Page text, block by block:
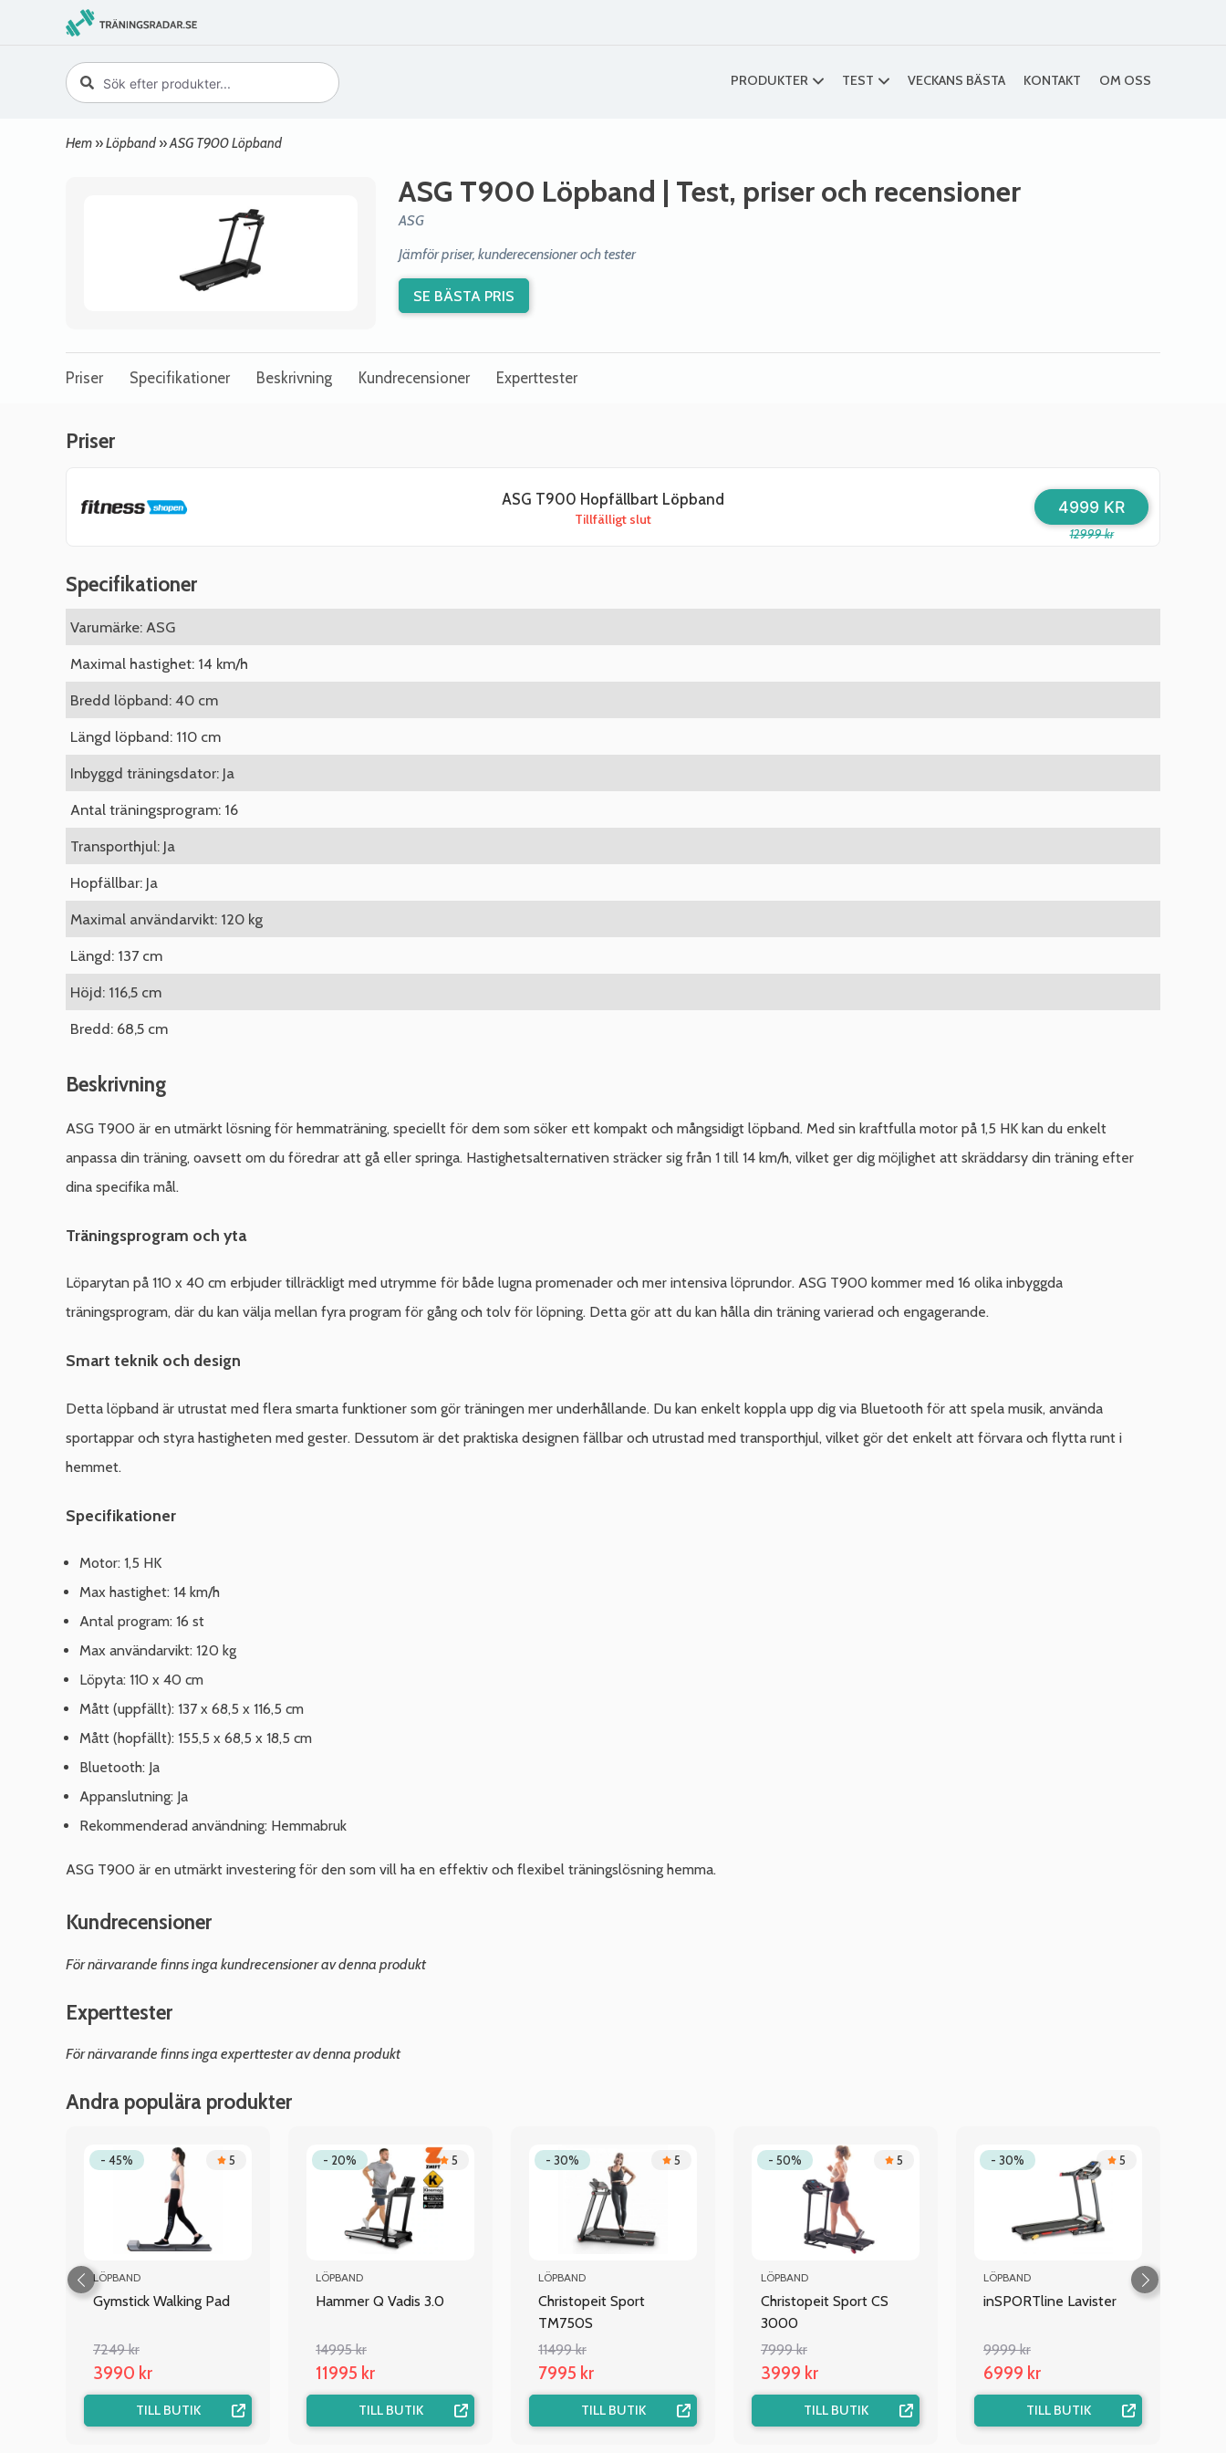
PRODUKTER TEST VECKANS BÄSTA KONTAKT OM OSS
Hem »Löpband »ASG T900 Löpband
ASG T900 Löpband | Test, priser och recensioner
ASG
Jämför priser, kunderecensioner och tester
SE BÄSTA PRIS
Priser Specifikationer Beskrivning Kundrecensioner Experttester
Priser
ASG T900 Hopfällbart Löpband
Tillfälligt slut
12999 kr
4999 KR
Specifikationer
Varumärke: ASG
Maximal hastighet: 14 km/h
Bredd löpband: 40 cm
Längd löpband: 110 cm
Inbyggd träningsdator: Ja
Antal träningsprogram: 16
Transporthjul: Ja
Hopfällbar: Ja
Maximal användarvikt: 120 kg
Längd: 137 cm
Höjd: 116,5 cm
Bredd: 68,5 cm
Beskrivning
ASG T900 är en utmärkt lösning för hemmaträning, speciellt för dem som söker ett kompakt och mångsidigt löpband. Med sin kraftfulla motor på 1,5 HK kan du enkelt
anpassa din träning, oavsett om du föredrar att gå eller springa. Hastighetsalternativen sträcker sig från 1 till 14 km/h, vilket ger dig möjlighet att skräddarsy din träning efter
dina specifika mål.
Träningsprogram och yta
Löparytan på 110 x 40 cm erbjuder tillräckligt med utrymme för både lugna promenader och mer intensiva löprundor. ASG T900 kommer med 16 olika inbyggda
träningsprogram, där du kan välja mellan fyra program för gång och tolv för löpning. Detta gör att du kan hålla din träning varierad och engagerande.
Smart teknik och design
Detta löpband är utrustat med flera smarta funktioner som gör träningen mer underhållande. Du kan enkelt koppla upp dig via Bluetooth för att spela musik, använda
sportappar och styra hastigheten med gester. Dessutom är det praktiska designen fällbar och utrustad med transporthjul, vilket gör det enkelt att förvara och flytta runt i
hemmet.
Specifikationer
Motor: 1,5 HK
Max hastighet: 14 km/h
Antal program: 16 st
Max användarvikt: 120 kg
Löpyta: 110 x 40 cm
Mått (uppfällt): 137 x 68,5 x 116,5 cm
Mått (hopfällt): 155,5 x 68,5 x 18,5 cm
Bluetooth: Ja
Appanslutning: Ja
Rekommenderad användning: Hemmabruk
ASG T900 är en utmärkt investering för den som vill ha en effektiv och flexibel träningslösning hemma.
Kundrecensioner
För närvarande finns inga kundrecensioner av denna produkt
Experttester
För närvarande finns inga experttester av denna produkt
Andra populära produkter
- 45% 5
LÖPBAND
Gymstick Walking Pad
7249 kr
3990 kr
TILL BUTIK
- 20% 5
LÖPBAND
Hammer Q Vadis 3.0
14995 kr
11995 kr
TILL BUTIK
- 30% 5
LÖPBAND
Christopeit Sport
TM750S
11499 kr
7995 kr
TILL BUTIK
- 50% 5
LÖPBAND
Christopeit Sport CS
3000
7999 kr
3999 kr
TILL BUTIK
- 30% 5
LÖPBAND
inSPORTline Lavister
9999 kr
6999 kr
TILL BUTIK